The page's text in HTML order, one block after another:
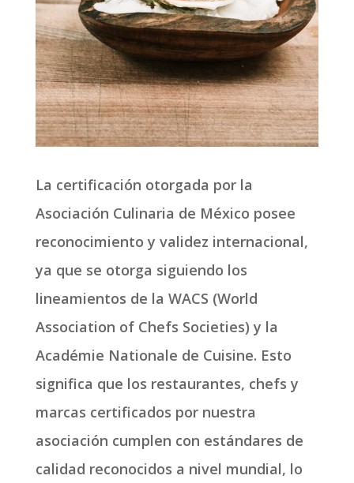
La certificación otorgada por la
Asociación Culinaria de México posee
reconocimiento y validez internacional,
ya que se otorga siguiendo los
lineamientos de la WACS (World
Association of Chefs Societies) y la
Académie Nationale de Cuisine. Esto
significa que los restaurantes, chefs y
marcas certificados por nuestra
asociación cumplen con estándares de
calidad reconocidos a nivel mundial, lo